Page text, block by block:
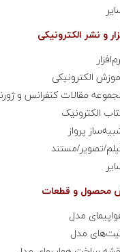
الکترونیکی
مقالات کنفرانس و
الکترونیک
پرواز
تصویر/مستند
مدل
مدل